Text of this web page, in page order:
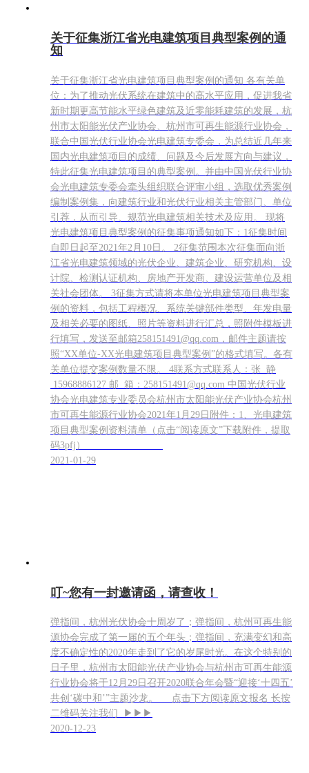
关于征集浙江省光电建筑项目典型案例的通
知
关于征集浙江省光电建筑项目典型案例的通知 各有关单
位：为了推动光伏系统在建筑中的高水平应用，促进我省
新时期更高节能水平绿色建筑及近零能耗建筑的发展，杭
州市太阳能光伏产业协会、杭州市可再生能源行业协会，
联合中国光伏行业协会光电建筑专委会，为总结近几年来
国内光电建筑项目的成绩、问题及今后发展方向与建议，
特此征集光电建筑项目的典型案例。并由中国光伏行业协
会光电建筑专委会牵头组织联合评审小组，选取优秀案例
编制案例集，向建筑行业和光伏行业相关主管部门、单位
引荐，从而引导、规范光电建筑相关技术及应用。 现将
光电建筑项目典型案例的征集事项通知如下：1征集时间
自即日起至2021年2月10日。 2征集范围本次征集面向浙
江省光电建筑领域的光伏企业、建筑企业、研究机构、设
计院、检测认证机构、房地产开发商、建设运营单位及相
关社会团体。 3征集方式请将本单位光电建筑项目典型案
例的资料，包括工程概况、系统关键部件类型、年发电量
及相关必要的图纸、照片等资料进行汇总，照附件模板进
行填写，发送至邮箱258151491@qq.com，邮件主题请按
照“XX单位-XX光电建筑项目典型案例”的格式填写。各有
关单位提交案例数量不限。 4联系方式联系人：张 静
15968886127 邮 箱：258151491@qq.com 中国光伏行业
协会光电建筑专业委员会杭州市太阳能光伏产业协会杭州
市可再生能源行业协会2021年1月29日附件：1、光电建筑
项目典型案例资料清单（点击“阅读原文”下载附件，提取
码3pfj）
2021-01-29
叮~您有一封邀请函，请查收！
弹指间，杭州光伏协会十周岁了；弹指间，杭州可再生能
源协会完成了第一届的五个年头；弹指间，充满变幻和高
度不确定性的2020年走到了它的岁尾时光。在这个特别的
日子里，杭州市太阳能光伏产业协会与杭州市可再生能源
行业协会将于12月29日召开2020联合年会暨“迎接‘十四五’
共创‘碳中和’”主题沙龙。 点击下方阅读原文报名 长按
二维码关注我们 ▶▶▶
2020-12-23